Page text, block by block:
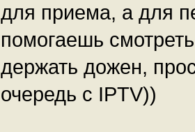
для приема, а для
помогаешь
держать дожен,
очередь с IPTV))